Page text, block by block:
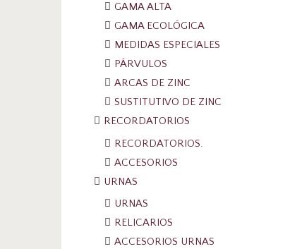
GAMA ALTA
GAMA ECOLÓGICA
MEDIDAS ESPECIALES
PÁRVULOS
ARCAS DE ZINC
SUSTITUTIVO DE ZINC
RECORDATORIOS
RECORDATORIOS.
ACCESORIOS
URNAS
URNAS
RELICARIOS
ACCESORIOS URNAS